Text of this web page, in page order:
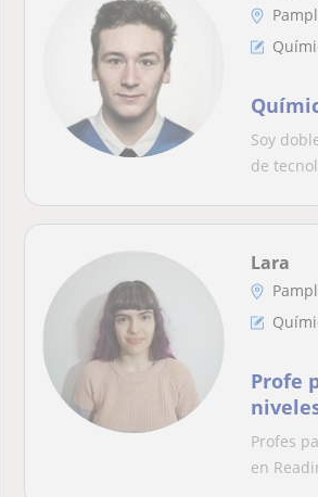
Soy
de
Lara
Profe
los
Profes
en